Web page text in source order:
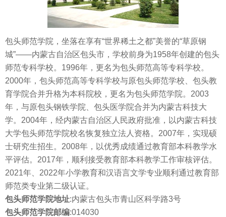
包头师范学院，坐落在享有“世界稀土之都”美誉的“草原钢
城”——内蒙古自治区包头市，学校前身为1958年创建的包头
师范专科学校。1996年，更名为包头师范高等专科学校。
2000年，包头师范高等专科学校与原包头师范学校、包头教
育学院合并升格为本科院校，更名为包头师范学院。2003
年，与原包头钢铁学院、包头医学院合并为内蒙古科技大
学。2004年，经内蒙古自治区人民政府批准，以内蒙古科技
大学包头师范学院校名恢复独立法人资格。2007年，实现硕
士研究生招生。2008年，以优秀成绩通过教育部本科教学水
平评估。2017年，顺利接受教育部本科教学工作审核评估。
2021年、2022年小学教育和汉语言文学专业顺利通过教育部
师范类专业第二级认证。
包头师范学院地址:内蒙古包头市青山区科学路3号
包头师范学院邮编:014030